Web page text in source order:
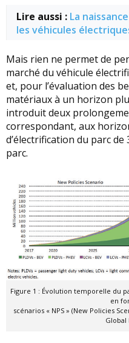
Lire aussi : La
les véhicules
Mais rien ne permet de
marché du véhicule
et, pour l’évaluation des
matériaux à un horizon
introduit deux
correspondant, aux
d’électrification du parc de
parc.
Figure 1 : Évolution temporelle du
en
scénarios « NPS » (New Policies
Global